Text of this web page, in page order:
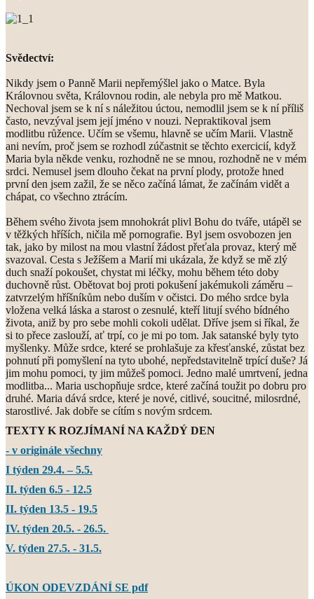
Svědectví:
Nikdy jsem o Panně Marii nepřemýšlel jako o Matce. Byla
Královnou světa, Královnou rodin, ale nebyla pro mě Matkou.
Nechoval jsem se k ní s náležitou úctou, nemodlil jsem se k ní příliš
často, nevzýval jsem její jméno v nouzi. Nepraktikoval jsem
modlitbu růžence. Učím se všemu, hlavně se učím Marii. Vlastně
ani nevím, proč jsem se rozhodl zúčastnit se těchto exercicií, když
Maria byla někde venku, rozhodně ne se mnou, rozhodně ne v mém
srdci. Nemusel jsem dlouho čekat na první plody, protože hned
první den jsem zažil, že se něco začíná lámat, že začínám vidět a
chápat, co všechno ztrácím.
Během svého života jsem mnohokrát plivl Bohu do tváře, utápěl se
v těžkých hříších, ničila mě pornografie. Byl jsem osvobozen jen
tak, jako by milost na mou vlastní žádost přeťala provaz, který mě
svazoval. Cesta s Ježíšem a Marií mi ukázala, že když se mě zlý
duch snaží pokoušet, chystat mi léčky, mohu během této doby
duchovně růst. Obětovat boj proti pokušení jakémukoli záměru –
zatvrzelým hříšníkům nebo duším v očistci. Do mého srdce byla
vložena velká láska a starost o zesnulé, kteří litují svého bídného
života, aniž by pro sebe mohli cokoli udělat. Dříve jsem si říkal, že
si to přece zaslouží, ať trpí, co je mi po tom. Jak satanské byly tyto
myšlenky. Může srdce, které se prohlašuje za křesťanské, zůstat bez
pohnutí při pomyšlení na tyto ubohé, nepředstavitelně trpící duše? Já
jim mohu pomoci, ty jim můžeš pomoci. Jedno malé umrtvení, jedna
modlitba... Maria uschopňuje srdce, které začíná toužit po dobru pro
druhé. Maria dává srdce, které je nové, citlivé, soucitné, milosrdné,
starostlivé. Jak dobře se cítím s novým srdcem.
TEXTY K ROZJÍMANÍ NA KAŽDÝ DEN
- v originále všechny
I týden 29.4. – 5.5.
II. týden 6.5 - 12.5
II. týden 13.5 - 19.5
IV. týden 20.5. - 26.5.
V. týden 27.5. - 31.5.
ÚKON ODEVZDÁNÍ SE pdf